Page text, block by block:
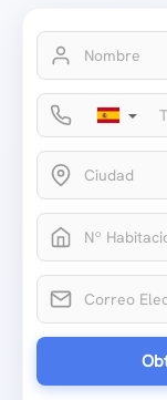
▼